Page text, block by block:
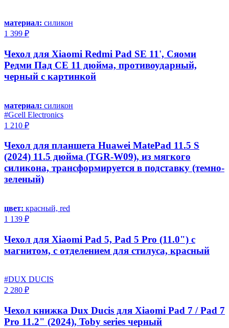
материал: силикон
1 399 ₽
Чехол для Xiaomi Redmi Pad SE 11', Сяоми
Редми Пад СЕ 11 дюйма, противоударный,
черный с картинкой
материал: силикон
#Gcell Electronics
1 210 ₽
Чехол для планшета Huawei MatePad 11.5 S
(2024) 11.5 дюйма (TGR-W09), из мягкого
силикона, трансформируется в подставку (темно-
зеленый)
цвет: красный, red
1 139 ₽
Чехол для Xiaomi Pad 5, Pad 5 Pro (11.0") с
магнитом, с отделением для стилуса, красный
#DUX DUCIS
2 280 ₽
Чехол книжка Dux Ducis для Xiaomi Pad 7 / Pad 7
Pro 11.2" (2024), Toby series черный